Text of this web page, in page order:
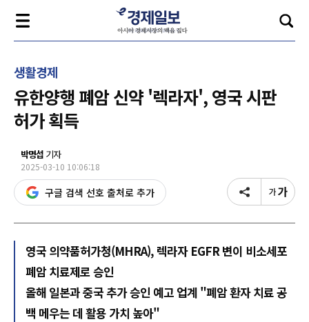
생활경제
유한양행 폐암 신약 '렉라자', 영국 시판
허가 획득
박명섭 기자
2025-03-10 10:06:18
구글 검색 선호 출처로 추가
영국 의약품허가청(MHRA), 렉라자 EGFR 변이 비소세포
폐암 치료제로 승인
올해 일본과 중국 추가 승인 예고 업계 "폐암 환자 치료 공
백 메우는 데 활용 가치 높아"